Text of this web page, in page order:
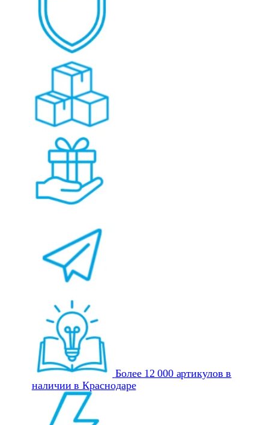
Более 12 000 артикулов в
наличии в Краснодаре